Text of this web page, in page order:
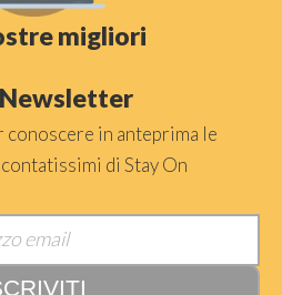
migliori
conoscere in anteprima le
di Stay On